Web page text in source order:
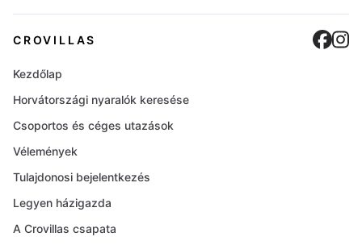
CROVILLAS
Kezdőlap
Horvátországi nyaralók keresése
Csoportos és céges utazások
Vélemények
Tulajdonosi bejelentkezés
Legyen házigazda
A Crovillas csapata